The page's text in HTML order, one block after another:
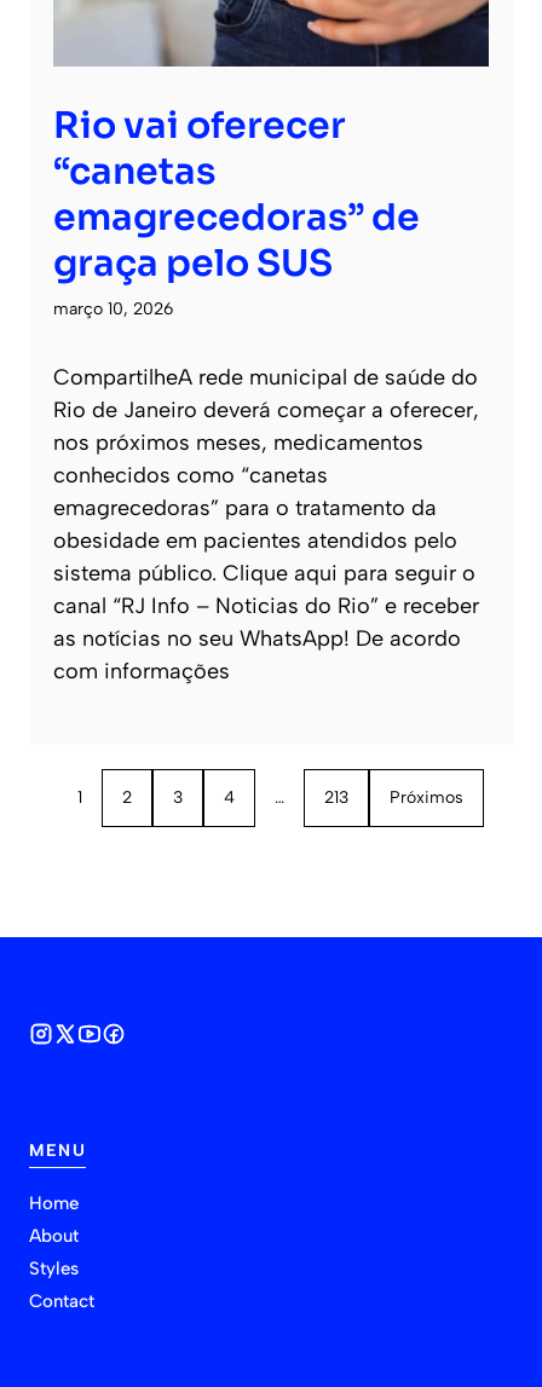
Rio vai oferecer
“canetas
emagrecedoras” de
graça pelo SUS
março 10, 2026
CompartilheA rede municipal de saúde do
Rio de Janeiro deverá começar a oferecer,
nos próximos meses, medicamentos
conhecidos como “canetas
emagrecedoras” para o tratamento da
obesidade em pacientes atendidos pelo
sistema público. Clique aqui para seguir o
canal “RJ Info – Noticias do Rio” e receber
as notícias no seu WhatsApp! De acordo
com informações
1 2 3 4 … 213 Próximos
MENU
Home
About
Styles
Contact